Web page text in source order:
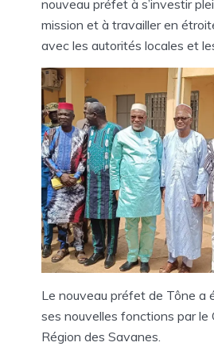
nouveau préfet à s’investir
mission et à travailler en
avec les autorités locales et
Le nouveau préfet de Tône a
ses nouvelles fonctions par le
Région des Savanes.